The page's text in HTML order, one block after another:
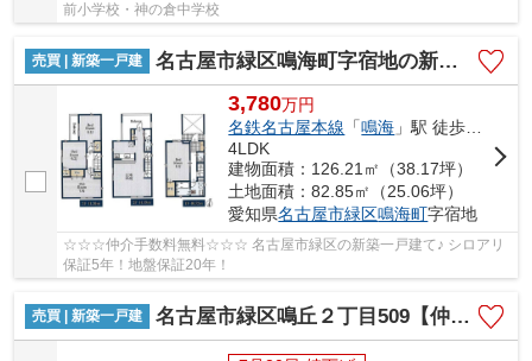
前小学校・神の倉中学校
売買 | 新築一戸建 名古屋市緑区鳴海町字宿地の新築一戸建
3,780万円
名鉄名古屋本線 「鳴海 」駅 徒歩16分
4LDK
建物面積：126.21㎡（38.17坪）
土地面積：82.85㎡（25.06坪）
愛知県名古屋市緑区鳴海町字宿地
☆☆☆仲介手数料無料☆☆☆ 名古屋市緑区の新築一戸建て♪ シロアリ
保証5年！地盤保証20年！
売買 | 新築一戸建 名古屋市緑区鳴丘２丁目509【仲介手数料無料】新築一戸建て 1号棟